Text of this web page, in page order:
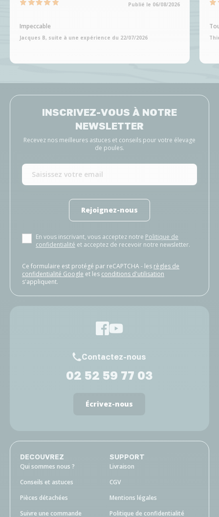
Publié le 06/08/2026
Impeccable
Jacques B, suite à une expérience du 22/07/2026
INSCRIVEZ-VOUS À NOTRE
NEWSLETTER
Recevez nos meilleures astuces et conseils pour votre élevage
de poules.
Rejoignez-nous
En vous inscrivant, vous acceptez notre Politique de
confidentialité et acceptez de recevoir notre newsletter.
Ce formulaire est protégé par reCAPTCHA - les règles de
confidentialité Google et les conditions d'utilisation
s'appliquent.
Contactez-nous
02 52 59 77 03
Écrivez-nous
DECOUVREZ
Qui sommes nous ?
Conseils et astuces
Pièces détachées
Suivre une commande
SUPPORT
Livraison
CGV
Mentions légales
Politique de confidentialité